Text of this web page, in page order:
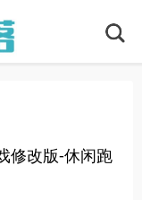
修改版-休闲跑